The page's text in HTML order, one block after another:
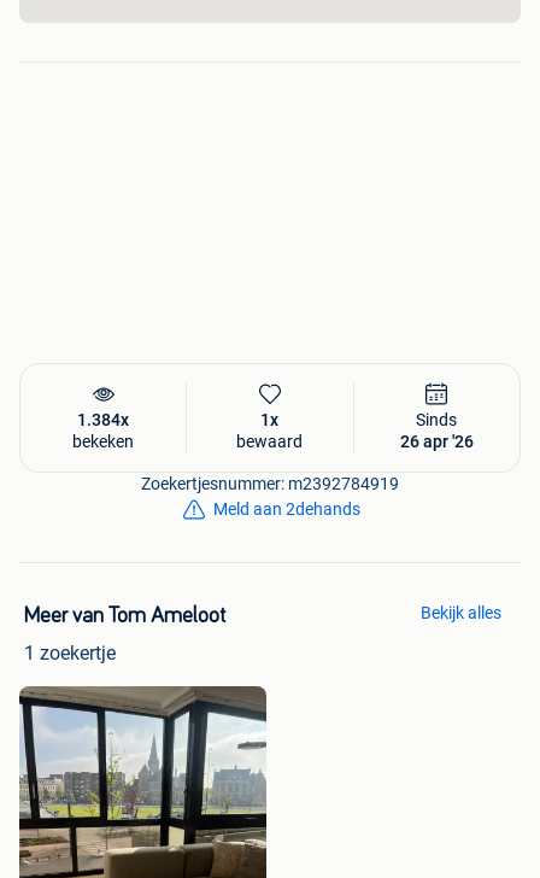
1.384x
bekeken
1x
bewaard
Sinds
26 apr '26
Zoekertjesnummer: m2392784919
Meld aan 2dehands
Meer van Tom Ameloot
1 zoekertje
Bekijk alles